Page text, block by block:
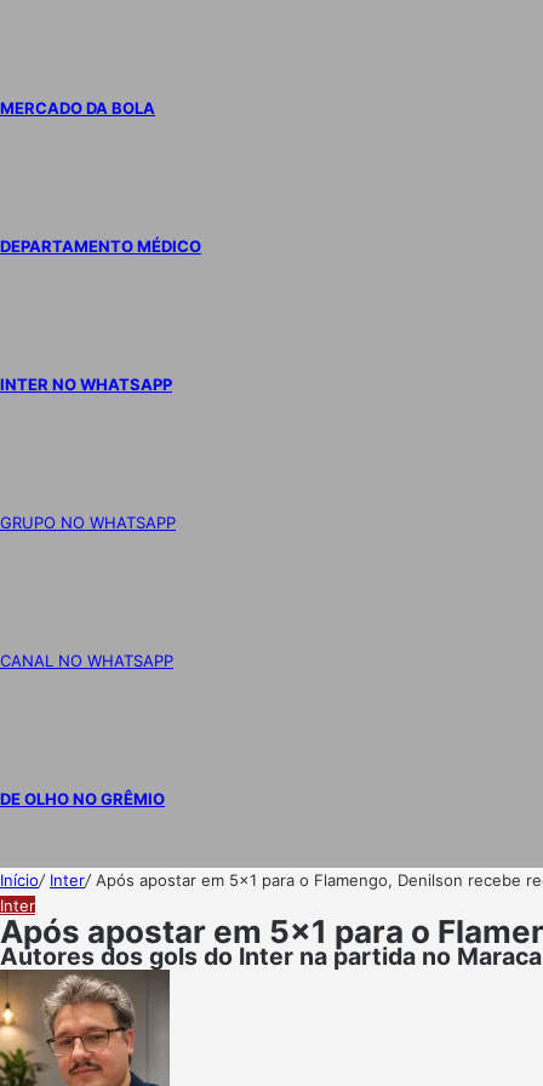
MERCADO DA BOLA
DEPARTAMENTO MÉDICO
INTER NO WHATSAPP
GRUPO NO WHATSAPP
CANAL NO WHATSAPP
DE OLHO NO GRÊMIO
Início/ Inter/Após apostar em 5×1 para o Flamengo, Denilson recebe
Inter
Após apostar em 5×1 para o
Autores dos gols do Inter na partida no